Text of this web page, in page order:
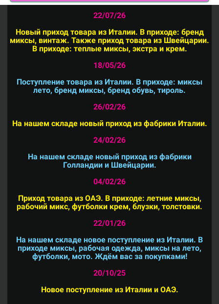
22/07/26
Новый приход товара из Италии. В приходе: бренд
миксы, винтаж. Также приход товара из Швейцарии.
В приходе: теплые миксы, экстра и крем.
18/05/26
Поступление товара из Италии. В приходе: миксы
лето, бренд миксы, бренд обувь, тироль.
26/02/26
На нашем складе новый приход из фабрики Италии.
24/02/26
На нашем складе новый приход из фабрики
Голландии и Швейцарии.
04/02/26
Приход товара из ОАЭ. В приходе: летние миксы,
рабочий микс, футболки крем, блузки, толстовки.
22/01/26
На нашем складе новое поступление из Италии. В
приходе миксы, рабочая одежда, миксы на лето,
футболки, мото. Ждём вас за покупками!
20/10/25
Новое поступление из Италии и ОАЭ.